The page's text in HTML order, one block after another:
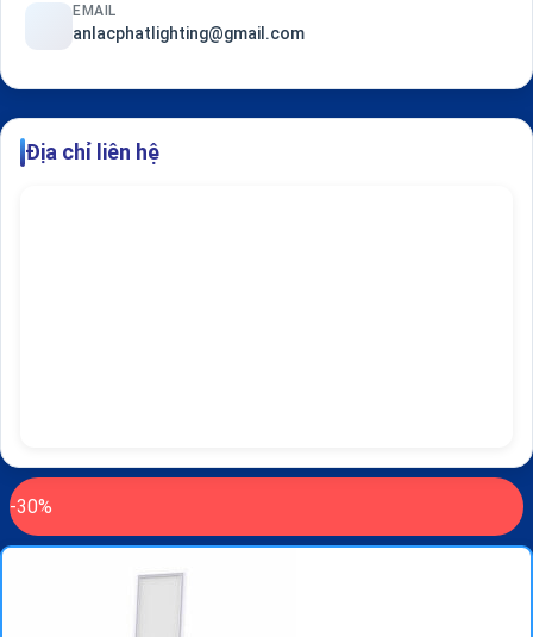
EMAIL
anlacphatlighting@gmail.com
Địa chỉ liên hệ
-30%